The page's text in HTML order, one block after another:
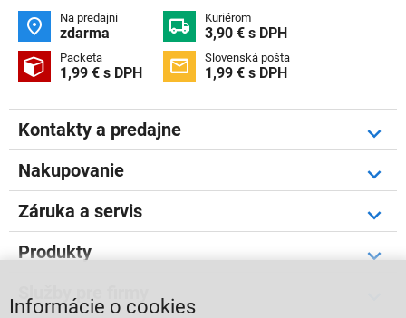
 Na predajni
zdarma  Kuriérom
3,90 € s DPH
 Packeta
1,99 € s DPH  Slovenská pošta
1,99 € s DPH
Kontakty a predajne
Nakupovanie
Záruka a servis
Produkty
Služby pre firmy
Informácie o cookies